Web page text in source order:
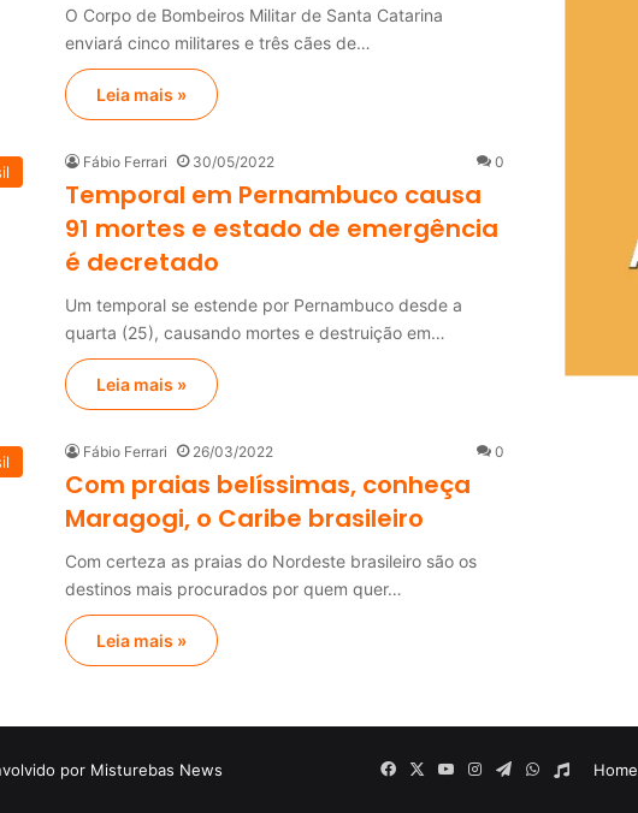
O Corpo de Bombeiros Militar de Santa Catarina
enviará cinco militares e três cães de…
Leia mais »
Fábio Ferrari 30/05/2022 0
Temporal em Pernambuco causa
91 mortes e estado de emergência
é decretado
Um temporal se estende por Pernambuco desde a
quarta (25), causando mortes e destruição em…
Leia mais »
Fábio Ferrari 26/03/2022 0
Com praias belíssimas, conheça
Maragogi, o Caribe brasileiro
Com certeza as praias do Nordeste brasileiro são os
destinos mais procurados por quem quer…
Leia mais »
por Misturebas News Home
FacebookYouTubeInstagram
TelegramWhatsApp
Rádio